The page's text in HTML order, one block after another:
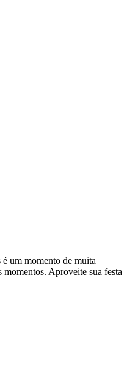
é um momento de muita
Aproveite sua festa